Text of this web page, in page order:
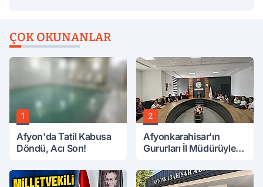
ÇOK OKUNANLAR
1
Afyon'da Tatil Kabusa
Döndü, Acı Son!
2
Afyonkarahisar'ın
Gururları İl Müdürüyle